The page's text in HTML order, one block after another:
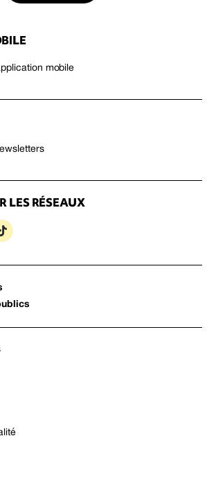
mobile
LES RÉSEAUX